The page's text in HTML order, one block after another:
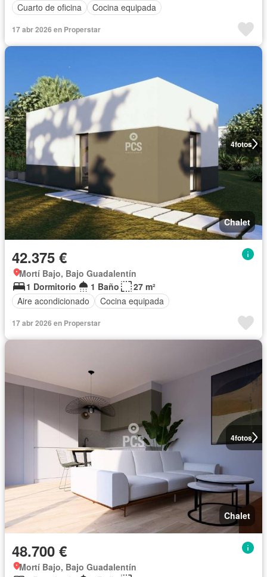
Cuarto de oficina
Cocina equipada
17 abr 2026 en Properstar
4fotos
Chalet
42.375 €
Mortí Bajo, Bajo Guadalentín
1 Dormitorio
1 Baño
27 m²
Aire acondicionado
Cocina equipada
17 abr 2026 en Properstar
4fotos
Chalet
48.700 €
Mortí Bajo, Bajo Guadalentín